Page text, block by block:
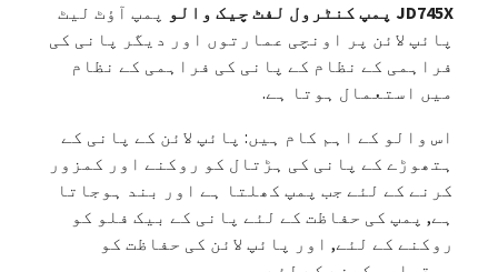
JD745X پمپ کنٹرول لفٹ چیک والو
پمپ آؤٹ لیٹ
پائپ لائن پر اونچی عمارتوں اور دیگر پانی کی
فراہمی کے نظام کے پانی کی فراہمی کے نظام
میں استعمال ہوتا ہے.
اس والو کے اہم کام ہیں: پائپ لائن کے پانی کے
ہتھوڑے کے پانی کی ہڑتال کو روکنے اور کمزور
کرنے کے لئے جب پمپ کھلتا ہے اور بند ہوجاتا
ہے, پمپ کی حفاظت کے لئے پانی کے بیک فلو کو
روکنے کے لئے, اور پائپ لائن کی حفاظت کو